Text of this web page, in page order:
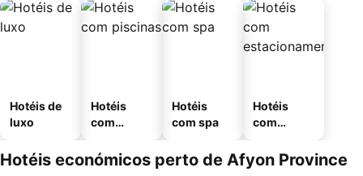
Hotéis de
luxo
Hotéis
com
Hotéis
com spa
Hotéis
com
mento
Hotéis económicos perto de Afyon Province